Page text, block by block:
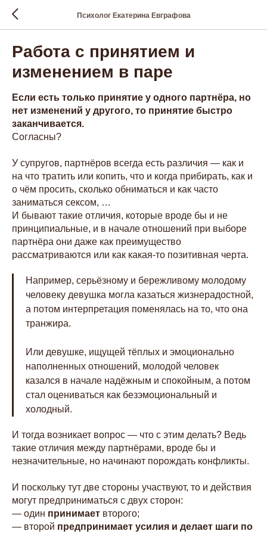
Психолог Екатерина Евграфова
Работа с принятием и
изменением в паре
Если есть только принятие у одного партнёра, но
нет изменений у другого, то принятие быстро
заканчивается.
Согласны?
У супругов, партнёров всегда есть различия — как и
на что тратить или копить, что и когда прибирать, как и
о чём просить, сколько обниматься и как часто
заниматься сексом, …
И бывают такие отличия, которые вроде бы и не
принципиальные, и в начале отношений при выборе
партнёра они даже как преимущество
рассматриваются или как какая-то позитивная черта.
Например, серьёзному и бережливому молодому
человеку девушка могла казаться жизнерадостной,
а потом интерпретация поменялась на то, что она
транжира.
Или девушке, ищущей тёплых и эмоционально
наполненных отношений, молодой человек
казался в начале надёжным и спокойным, а потом
стал оцениваться как безэмоциональный и
холодный.
И тогда возникает вопрос — что с этим делать? Ведь
такие отличия между партнёрами, вроде бы и
незначительные, но начинают порождать конфликты.
И поскольку тут две стороны участвуют, то и действия
могут предприниматься с двух сторон:
— один принимает второго;
— второй предпринимает усилия и делает шаги по